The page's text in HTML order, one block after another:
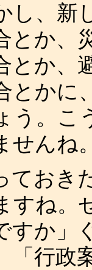
し、新
とか、
とか、
とかに
う。こ
せんね
おき
すね。
すか」
「行政